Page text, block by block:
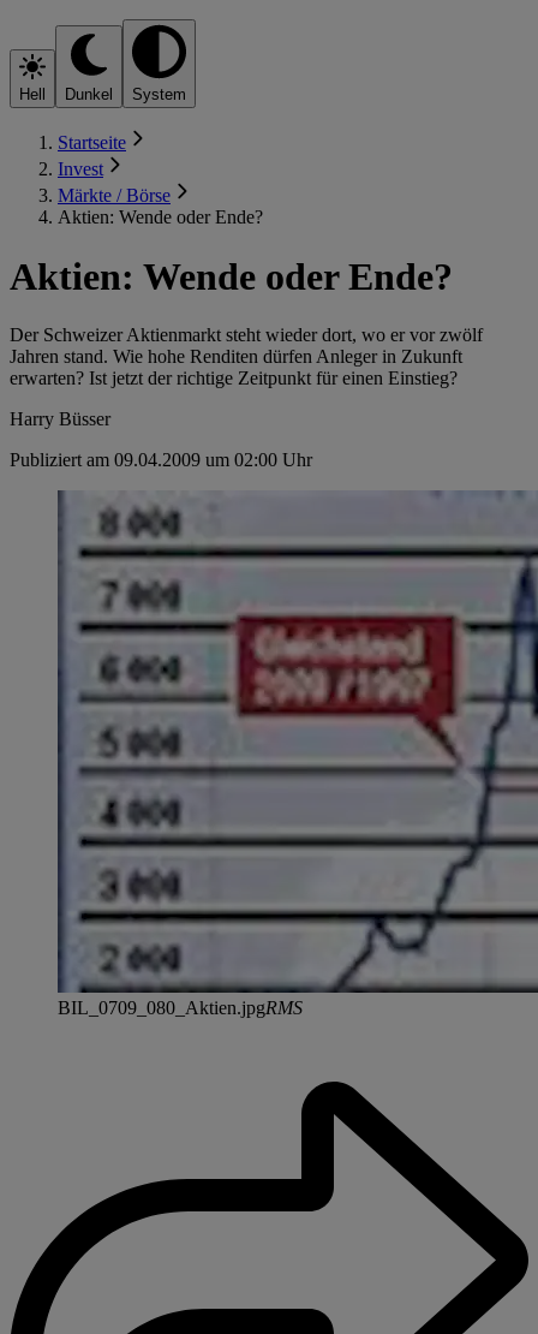
Hell Dunkel System
Startseite
Invest
Märkte / Börse
Aktien: Wende oder Ende?
Aktien: Wende oder Ende?
Der Schweizer Aktienmarkt steht wieder dort, wo er vor zwölf
Jahren stand. Wie hohe Renditen dürfen Anleger in ­Zukunft
erwarten? Ist jetzt der richtige Zeitpunkt für ­einen Einstieg?
Harry Büsser
Publiziert am 09.04.2009 um 02:00 Uhr
BIL_0709_080_Aktien.jpgRMS